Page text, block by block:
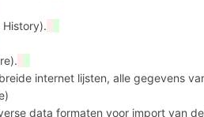
History).
internet lijsten, alle gegevens
data formaten voor import van